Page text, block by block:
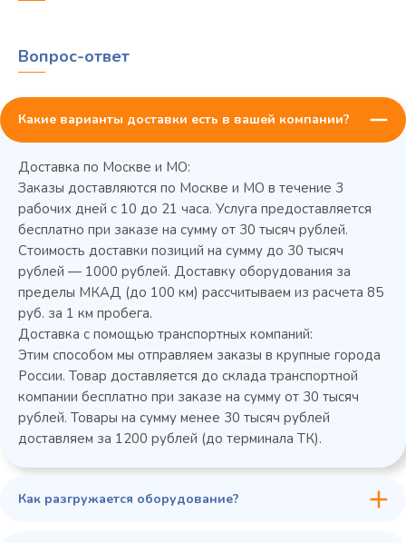
Колода разрубочная КР-5/5
45 900 ₽
Вопрос-ответ
Какие варианты доставки есть в вашей компании?
Доставка по Москве и МО:
Заказы доставляются по Москве и МО в течение 3
рабочих дней с 10 до 21 часа. Услуга предоставляется
бесплатно при заказе на сумму от 30 тысяч рублей.
Стоимость доставки позиций на сумму до 30 тысяч
рублей — 1000 рублей. Доставку оборудования за
пределы МКАД (до 100 км) рассчитываем из расчета 85
руб. за 1 км пробега.
Доставка с помощью транспортных компаний:
Этим способом мы отправляем заказы в крупные города
России. Товар доставляется до склада транспортной
компании бесплатно при заказе на сумму от 30 тысяч
рублей. Товары на сумму менее 30 тысяч рублей
доставляем за 1200 рублей (до терминала ТК).
Как разгружается оборудование?